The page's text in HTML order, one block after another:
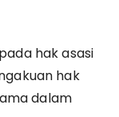
hak asasi
hak
dalam